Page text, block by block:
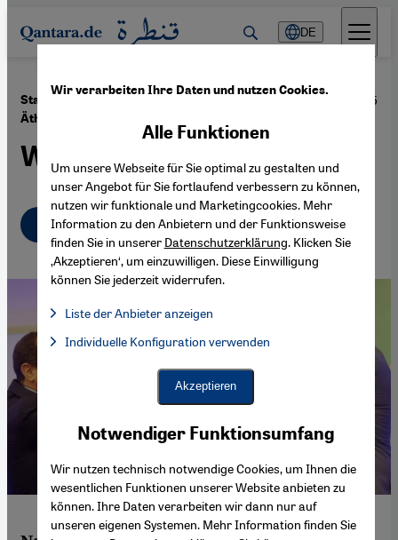
Direkt zum Inhalt springen
DE
Staudamm-Abkommen zwischen Ägypten,
Äthiopien und Sudan
·27.04.2015
Wem gehört der Nil?
Deutsch English عربي
Wir verarbeiten Ihre Daten und nutzen Cookies.
Notwendiger Funktionsumfang
Wir nutzen technisch notwendige Cookies, um Ihnen die
wesentlichen Funktionen unserer Website anbieten zu
können. Ihre Daten verarbeiten wir dann nur auf
unseren eigenen Systemen. Mehr Information finden Sie
Alle Funktionen
Um unsere Webseite für Sie optimal zu gestalten und
unser Angebot für Sie fortlaufend verbessern zu können,
nutzen wir funktionale und Marketingcookies. Mehr
Information zu den Anbietern und der Funktionsweise
finden Sie in unserer Datenschutzerklärung. Klicken Sie
‚Akzeptieren‘, um einzuwilligen. Diese Einwilligung
können Sie jederzeit widerrufen.
Liste der Anbieter anzeigen
Facebook Embed / Facebook Connect, Google Maps Embed,
Facebook Embed / Facebook Connect
Google Maps Embed
Individuelle Konfiguration verwenden
Akzeptieren